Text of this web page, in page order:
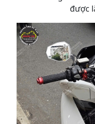
được